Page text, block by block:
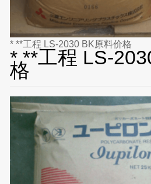
* **工程 LS-2030 BK原料价格
* **工程 LS-
格